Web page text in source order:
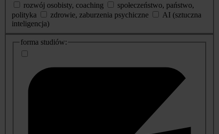
rozwój osobisty, coaching
społeczeństwo, państwo,
polityka
zdrowie, zaburzenia psychiczne
AI (sztuczna
inteligencja)
dodatkowe
informacje
forma studiów: